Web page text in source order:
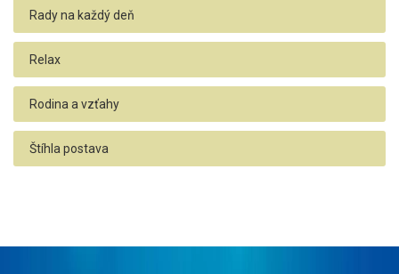
Rady na každý deň
Relax
Rodina a vzťahy
Štíhla postava